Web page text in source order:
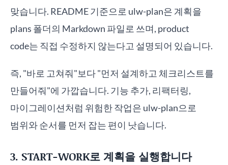
맞습니다. README 기준으로 ulw-plan은 계획을
plans 폴더의 Markdown 파일로 쓰며, product
code는 직접 수정하지 않는다고 설명되어 있습니다.
즉, "바로 고쳐줘"보다 "먼저 설계하고 체크리스트를
만들어줘"에 가깝습니다. 기능 추가, 리팩터링,
마이그레이션처럼 위험한 작업은 ulw-plan으로
범위와 순서를 먼저 잡는 편이 낫습니다.
3. START-WORK로 계획을 실행합니다